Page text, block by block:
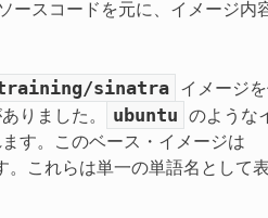
ースコードを元に、イメージ内
sinatra
イメージ
りました。
ubuntu
のような
す。このベース・イメージは
。これらは単一の単語名として